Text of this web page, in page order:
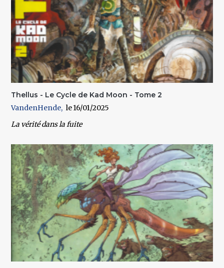
Thellus - Le Cycle de Kad Moon - Tome 2
VandenHende
16/01/2025
La vérité dans la fuite